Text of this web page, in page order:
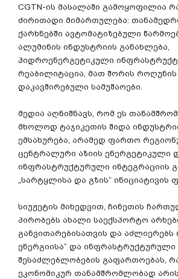
CGTN-ის მასალაში გამოყოფილია
ძირითადი მიმართულება:
ქარხნებში ავტომატიზებული
ალუმინის ინდუსტრიის განახლება,
ჰიდროენერგეტიკული
რეაბილიტაცია, მათ შორის როღუნის
დაკავშირებული სამუშაოები.
მედია აღნიშნავს, რომ ეს
მხოლოდ ტაჯიკეთის შიდა
ემსახურება, არამედ ფართო
ცენტრალური აზიის ენერგეტიკული
ინფრასტრუქტურული ინტეგრაციის
„სარტყლისა და გზის“ ინიციატივის
სიუჟეტის მიხედვით, ჩინეთის
პირობებს ახალი საექსპორტო
განვითარებისათვის და აძლიერებს
ენერგიისა“ და ინფრასტრუქტურული
შესაძლებლობების გაფართოებას,
ეკონომიკურ თანამშრომლობად